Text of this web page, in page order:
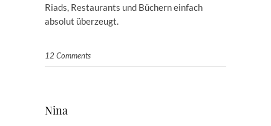
Riads, Restaurants und Büchern einfach
absolut überzeugt.
12 Comments
Nina